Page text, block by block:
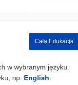
Cała Edukacja
w wybranym języku.
np. English